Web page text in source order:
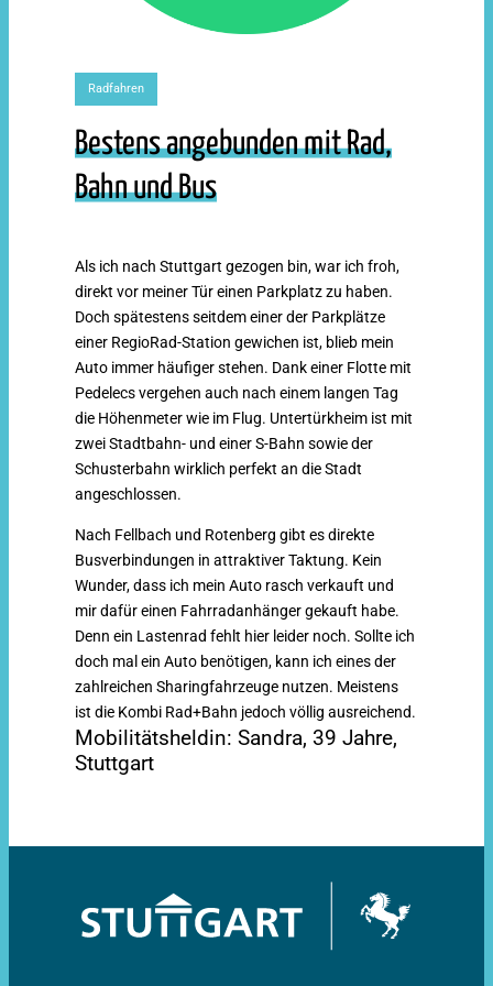
Radfahren
Bestens angebunden mit Rad,
Bahn und Bus
Als ich nach Stuttgart gezogen bin, war ich froh,
direkt vor meiner Tür einen Parkplatz zu haben.
Doch spätestens seitdem einer der Parkplätze
einer RegioRad-Station gewichen ist, blieb mein
Auto immer häufiger stehen. Dank einer Flotte mit
Pedelecs vergehen auch nach einem langen Tag
die Höhenmeter wie im Flug. Untertürkheim ist mit
zwei Stadtbahn- und einer S-Bahn sowie der
Schusterbahn wirklich perfekt an die Stadt
angeschlossen.
Nach Fellbach und Rotenberg gibt es direkte
Busverbindungen in attraktiver Taktung. Kein
Wunder, dass ich mein Auto rasch verkauft und
mir dafür einen Fahrradanhänger gekauft habe.
Denn ein Lastenrad fehlt hier leider noch. Sollte ich
doch mal ein Auto benötigen, kann ich eines der
zahlreichen Sharingfahrzeuge nutzen. Meistens
ist die Kombi Rad+Bahn jedoch völlig ausreichend.
Mobilitätsheldin:Sandra, 39 Jahre,
Stuttgart